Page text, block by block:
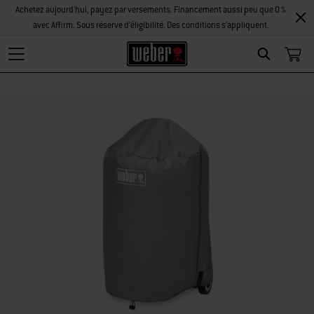
Search
Achetez aujourd'hui, payez par versements. Financement aussi peu que 0 %
avec Affirm. Sous réserve d’éligibilité. Des conditions s’appliquent.